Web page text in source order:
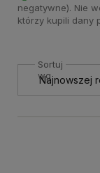
negatywne). Nie
którzy kupili dany
Sortuj
wg